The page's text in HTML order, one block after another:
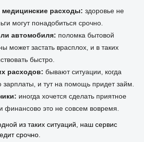
расходы: здоровье не
могут понадобиться срочно.
автомобиля: поломка бытовой
может застать врасплох, и в таких
быстро.
расходов: бывают ситуации, когда
зарплаты, и тут на помощь придет займ.
иногда хочется сделать приятное
финансово это не совсем вовремя.
из таких ситуаций, наш сервис
срочно.